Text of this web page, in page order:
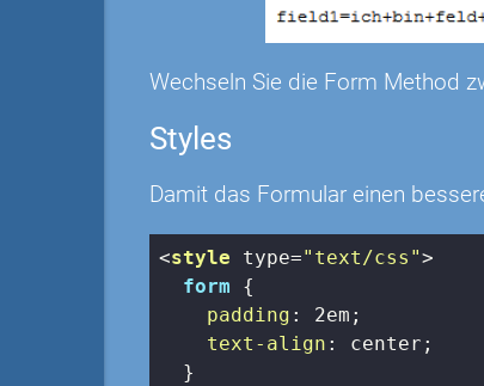
Wechseln Sie die Form Method
Styles
Damit das Formular einen
<style type="text/css">
form {
padding : 2em ;
text-align : center;
  }